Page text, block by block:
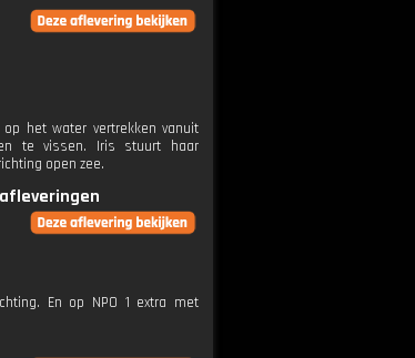
het water vertrekken vanuit
te vissen. Iris stuurt haar
open zee.
En op NPO 1 extra met